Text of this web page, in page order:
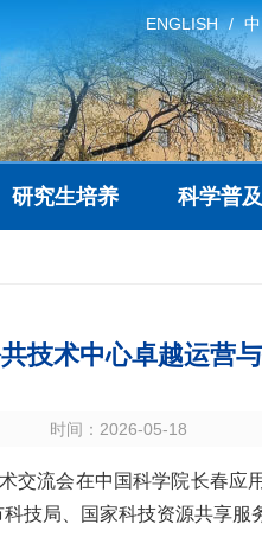
ENGLISH
研究生培养 科学普及
技术中心卓越运营
时间：2026-05-18
交流会在中国科学院长春
技局、国家科技资源共享